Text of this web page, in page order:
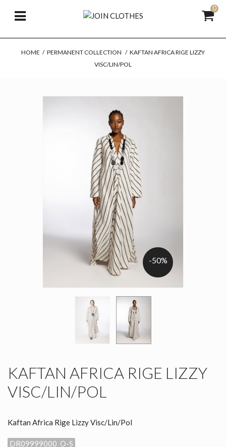
0
HOME / PERMANENT COLLECTION / KAFTAN AFRICA RIGE LIZZY
VISC/LIN/POL
-50%
KAFTAN AFRICA RIGE LIZZY
VISC/LIN/POL
Kaftan Africa Rige Lizzy Visc/Lin/Pol
DR09999000_O-S